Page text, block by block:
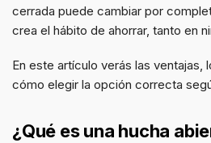
cerrada puede cambiar por
crea el hábito de ahorrar, tanto en
En este artículo verás las ventajas,
cómo elegir la opción correcta
¿Qué es una hucha